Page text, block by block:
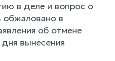
в деле и вопрос о
обжаловано в
об отмене
вынесения